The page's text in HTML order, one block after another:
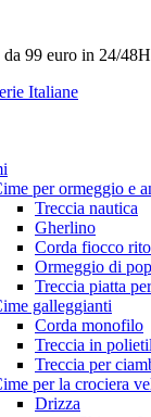
99 euro in 24/
per ormeggio e
Treccia nautica
Gherlino
Corda fiocco
Ormeggio di
Treccia piatta
galleggianti
Corda monofilo
Treccia in
Treccia per
per la crociera
Drizza